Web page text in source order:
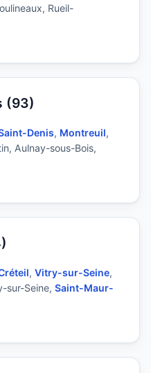
Rueil-
(93)
Denis, Montreuil,
Aulnay-sous-Bois,
, Vitry-sur-Seine,
sur-Seine, Saint-Maur-